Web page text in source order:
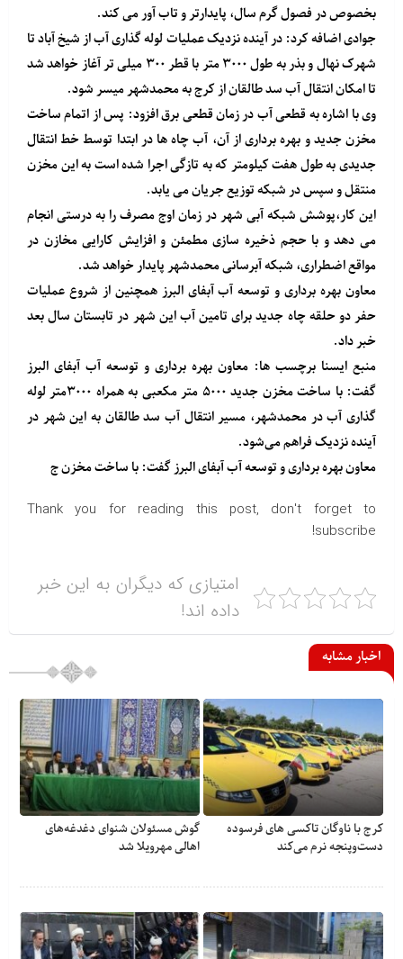
بخصوص در فصول گرم سال، پایدارتر و تاب آور می کند.
جوادی اضافه کرد: در آینده نزدیک عملیات لوله گذاری آب از شیخ آباد تا
شهرک نهال و بذر به طول ۳۰۰۰ متر با قطر ۳۰۰ میلی تر آغاز خواهد شد
تا امکان انتقال آب سد طالقان از کرج به محمدشهر میسر شود.
وی با اشاره به قطعی آب در زمان قطعی برق افزود: پس از اتمام ساخت
مخزن جدید و بهره برداری از آن، آب چاه ها در ابتدا توسط خط انتقال
جدیدی به طول هفت کیلومتر که به تازگی اجرا شده است به این مخزن
منتقل و سپس در شبکه توزیع جریان می یابد.
این کار،پوشش شبکه آبی شهر در زمان اوج مصرف را به درستی انجام
می دهد و با حجم ذخیره سازی مطمئن و افزایش کارایی مخازن در
مواقع اضطراری، شبکه آبرسانی محمدشهر پایدار خواهد شد.
معاون بهره برداری و توسعه آب آبفای البرز همچنین از شروع عملیات
حفر دو حلقه چاه جدید برای تامین آب این شهر در تابستان سال بعد
خبر داد.
منبع ایسنا برچسب ها: معاون بهره برداری و توسعه آب آبفای البرز
گفت: با ساخت مخزن جدید ۵۰۰۰ متر مکعبی به همراه ۳۰۰۰متر لوله
گذاری آب در محمدشهر، مسیر انتقال آب سد طالقان به این شهر در
آینده نزدیک فراهم می‌شود.
معاون بهره برداری و توسعه آب آبفای البرز گفت: با ساخت مخزن ج
Thank you for reading this post, don't forget to
subscribe!
امتیازی که دیگران به این خبر
داده اند!
اخبار مشابه
کرج با ناوگان تاکسی های فرسوده
دست‌وپنجه نرم می‌کند
گوش مسئولان شنوای دغدغه‎‌های
اهالی مهرویلا شد